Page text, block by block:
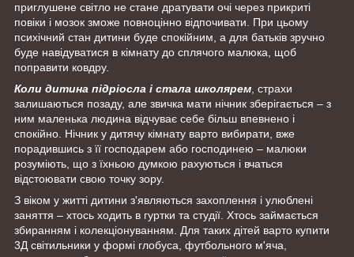
приглушене світло не стане дратувати очі через прикриті
повіки і мозок зможе повноцінно відпочивати. При цьому
психічний стан дитини буде спокійним, а для батьків зручно
буде навідуватися в кімнату до сплячого малюка, щоб
поправити ковдру.
Коли дитина підріосла і стала школярем , страхи
залишаються позаду, але звичка мати нічник зберігається – з
ним маленька людина відчуває себе більш впевнено і
спокійно. Нічник у дитячу кімнату варто вибирати, вже
порадившись з її господарем або господинею – малюки
розуміють, що з їхньою думкою рахуються і вчаться
відстоювати свою точку зору.
З віком у житті дитини з'являються захоплення і улюблені
заняття – хтось ходить в гуртки та студії. Хтось займається
збиранням і колекціонуванням. Для таких дітей варто купити
3Д світильники у формі глобуса, футбольного м'яча,